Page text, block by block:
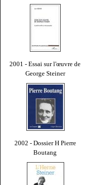
2001 - Essai sur l'œuvre de
George Steiner
2002 - Dossier H Pierre
Boutang